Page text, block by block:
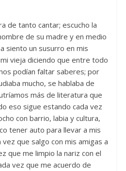
de tanto cantar; escucho la
de su madre y en medio
siento un susurro en mis
vieja diciendo que entre todo
podían faltar saberes; por
mucho, se hablaba de
más de literatura que
eso sigue estando cada vez
con barrio, labia y cultura,
tener auto para llevar a mis
vez que salgo con mis amigas a
que me limpio la nariz con el
vez que me acuerdo de